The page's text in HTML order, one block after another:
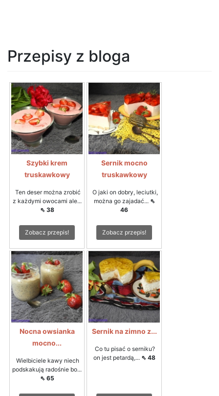
Przepisy z bloga
Szybki krem
truskawkowy
Ten deser można zrobić
z każdymi owocami ale...
⇖ 38
Zobacz przepis!
Sernik mocno
truskawkowy
O jaki on dobry, leciutki,
można go zajadać... ⇖
46
Zobacz przepis!
Nocna owsianka
mocno...
Wielbiciele kawy niech
podskakują radośnie bo...
⇖ 65
Sernik na zimno z...
Co tu pisać o serniku?
on jest petardą,... ⇖ 48